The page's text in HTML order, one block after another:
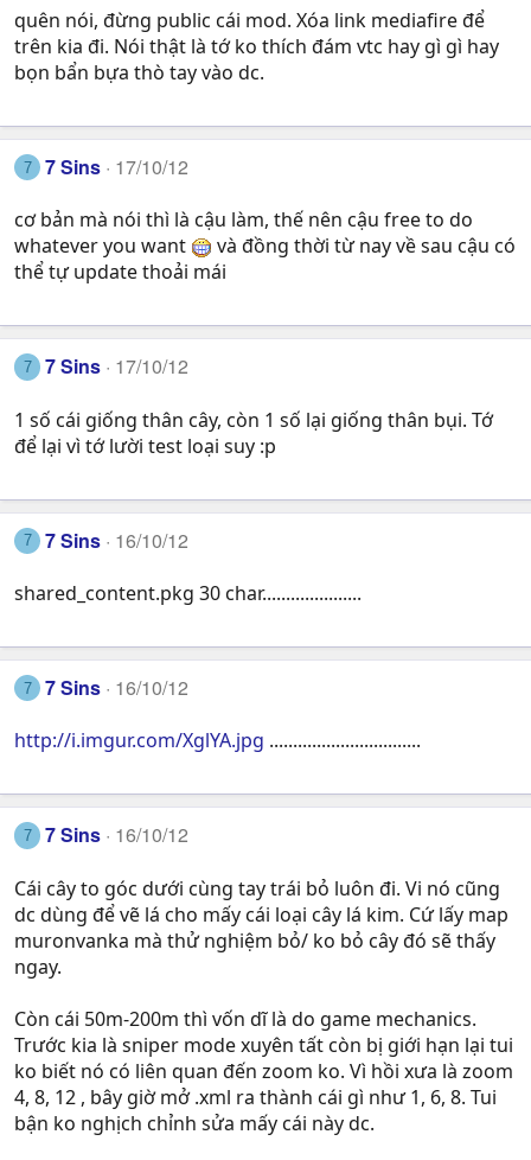
quên nói, đừng public cái mod. Xóa link mediafire để
trên kia đi. Nói thật là tớ ko thích đám vtc hay gì gì hay
bọn bẩn bựa thò tay vào dc.
7 7 Sins 17/10/12
cơ bản mà nói thì là cậu làm, thế nên cậu free to do
whatever you want
và đồng thời từ nay về sau cậu có
thể tự update thoải mái
7 7 Sins 17/10/12
1 số cái giống thân cây, còn 1 số lại giống thân bụi. Tớ
để lại vì tớ lười test loại suy :p
7 7 Sins 16/10/12
shared_content.pkg 30 char.....................
7 7 Sins 16/10/12
http://i.imgur.com/XglYA.jpg ................................
7 7 Sins 16/10/12
Cái cây to góc dưới cùng tay trái bỏ luôn đi. Vi nó cũng
dc dùng để vẽ lá cho mấy cái loại cây lá kim. Cứ lấy map
muronvanka mà thử nghiệm bỏ/ ko bỏ cây đó sẽ thấy
ngay.
Còn cái 50m-200m thì vốn dĩ là do game mechanics.
Trước kia là sniper mode xuyên tất còn bị giới hạn lại tui
ko biết nó có liên quan đến zoom ko. Vì hồi xưa là zoom
4, 8, 12 , bây giờ mở .xml ra thành cái gì như 1, 6, 8. Tui
bận ko nghịch chỉnh sửa mấy cái này dc.